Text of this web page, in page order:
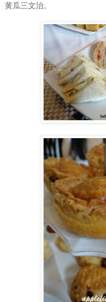
黄瓜三文治。